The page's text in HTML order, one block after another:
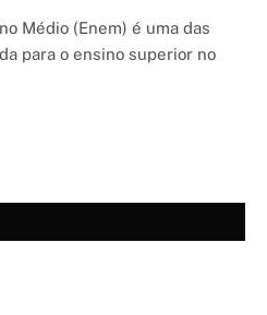
Médio (Enem) é uma das
para o ensino superior no